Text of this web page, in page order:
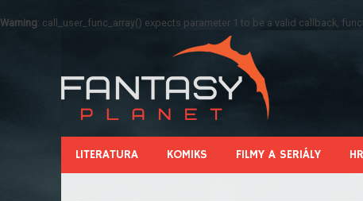
Warning: call_user_func_array() expects parameter 1 to be a valid callback,
LITERATURA KOMIKS FILMY A SERIÁLY